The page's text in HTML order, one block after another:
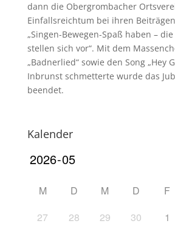
dann die Obergrombacher
Einfallsreichtum bei ihren
„Singen-Bewegen-Spaß haben –
stellen sich vor“. Mit dem
„Badnerlied“ sowie den Song „Hey
Inbrunst schmetterte wurde das
beendet.
Kalender
M D M D F
27
28 29 30 1